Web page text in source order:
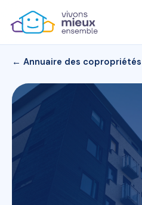
← Annuaire des copropriétés